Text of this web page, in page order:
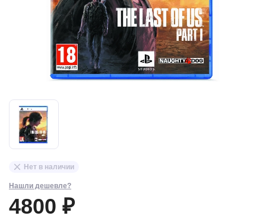
Нет в наличии
Нашли дешевле?
4800 ₽